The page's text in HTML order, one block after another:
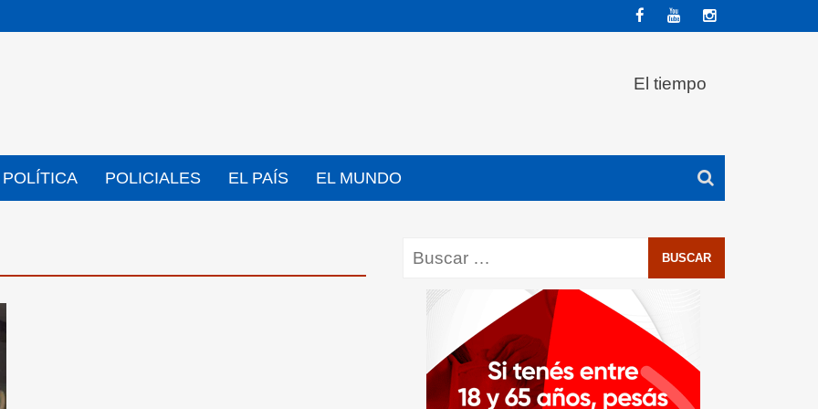
El tiempo
POLÍTICA POLICIALES EL PAÍS EL MUNDO
Buscar: